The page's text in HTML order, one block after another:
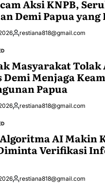
Aksi KNPB,
Demi Papua
Posted
restiana818@gmail.com
Masyarakat Tolak
Menjaga
Papua
Posted
restiana818@gmail.com
AI Makin
Verifikasi
Posted
restiana818@gmail.com